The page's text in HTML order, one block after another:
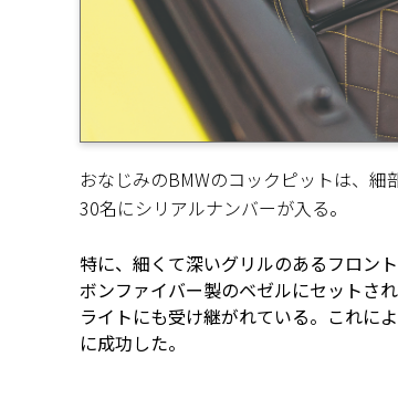
おなじみのBMWのコックピットは、
30名にシリアルナンバーが入る。
特に、細くて深いグリルのあるフロン
ボンファイバー製のベゼルにセットさ
ライトにも受け継がれている。これに
に成功した。